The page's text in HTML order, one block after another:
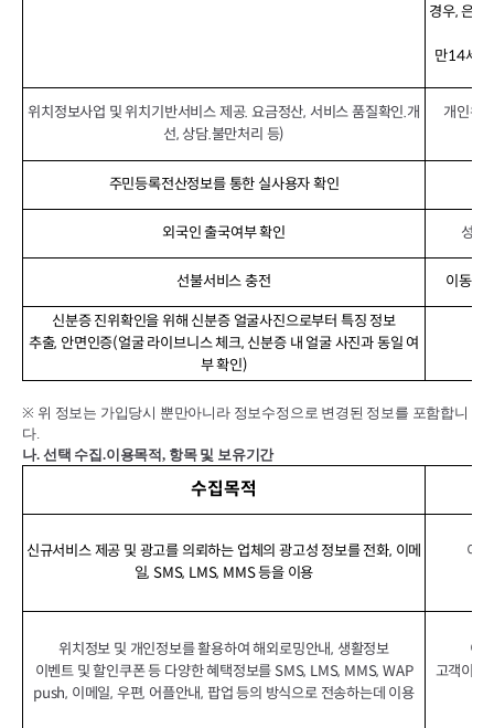
경우, 은행
만14세
위치정보사업 및 위치기반서비스 제공. 요금정산, 서비스 품질확인.개
선, 상담.불만처리 등)
개인위
주민등록전산정보를 통한 실사용자 확인
외국인 출국여부 확인 성명
선불서비스 충전 이동전
신분증 진위확인을 위해 신분증 얼굴사진으로부터 특징 정보
추출, 안면인증(얼굴 라이브니스 체크, 신분증 내 얼굴 사진과 동일 여
부 확인)
※ 위 정보는 가입당시 뿐만아니라 정보수정으로 변경된 정보를 포함합니
다.
나. 선택 수집 .이용목적, 항목 및 보유기간
수집목적
신규서비스 제공 및 광고를 의뢰하는 업체의 광고성 정보를 전화, 이메
일, SMS, LMS, MMS 등을 이용
이
위치정보 및 개인정보를 활용하여 해외로밍안내, 생활정보
이벤트 및 할인쿠폰 등 다양한 혜택정보를 SMS, LMS, MMS, WAP
push, 이메일, 우편, 어플안내, 팝업 등의 방식으로 전송하는데 이용
이
고객이